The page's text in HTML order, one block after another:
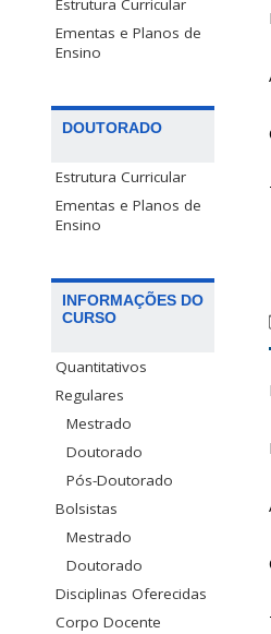
Estrutura Curricular
Ementas e Planos de
Ensino
DOUTORADO
Estrutura Curricular
Ementas e Planos de
Ensino
INFORMAÇÕES DO
CURSO
Quantitativos
Regulares
Mestrado
Doutorado
Pós-Doutorado
Bolsistas
Mestrado
Doutorado
Disciplinas Oferecidas
Corpo Docente